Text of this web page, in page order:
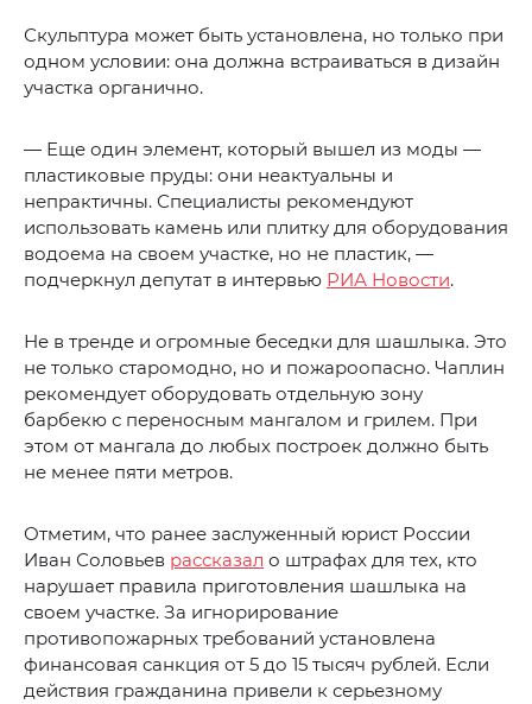
Скульптура может быть установлена, но только при
одном условии: она должна встраиваться в дизайн
участка органично.
— Еще один элемент, который вышел из моды —
пластиковые пруды: они неактуальны и
непрактичны. Специалисты рекомендуют
использовать камень или плитку для оборудования
водоема на своем участке, но не пластик, —
подчеркнул депутат в интервью РИА Новости.
Не в тренде и огромные беседки для шашлыка. Это
не только старомодно, но и пожароопасно. Чаплин
рекомендует оборудовать отдельную зону
барбекю с переносным мангалом и грилем. При
этом от мангала до любых построек должно быть
не менее пяти метров.
Отметим, что ранее заслуженный юрист России
Иван Соловьев рассказал о штрафах для тех, кто
нарушает правила приготовления шашлыка на
своем участке. За игнорирование
противопожарных требований установлена
финансовая санкция от 5 до 15 тысяч рублей. Если
действия гражданина привели к серьезному